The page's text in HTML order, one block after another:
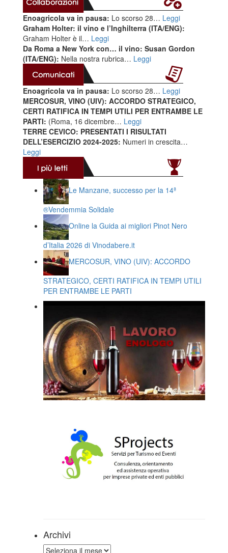
Enoagricola va in pausa: Lo scorso 28… Leggi
Graham Holter: il vino e l’Inghilterra (ITA/ENG):
Graham Holter è il… Leggi
Da Roma a New York con… il vino: Susan Gordon
(ITA/ENG): Nella nostra rubrica… Leggi
Enoagricola va in pausa: Lo scorso 28… Leggi
MERCOSUR, VINO (UIV): ACCORDO STRATEGICO,
CERTI RATIFICA IN TEMPI UTILI PER ENTRAMBE LE
PARTI: (Roma, 16 dicembre… Leggi
TERRE CEVICO: PRESENTATI I RISULTATI
DELL’ESERCIZIO 2024-2025: Numeri in crescita…
Leggi
Le Manzane, successo per la 14ª
®️Vendemmia Solidale
Online la Guida ai migliori Pinot Nero
d’Italia 2026 di Vinodabere.it
MERCOSUR, VINO (UIV): ACCORDO
STRATEGICO, CERTI RATIFICA IN TEMPI UTILI
PER ENTRAMBE LE PARTI
Archivi
Archivi